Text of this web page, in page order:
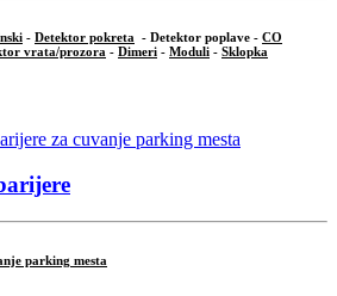
- Detektor pokreta - Detektor poplave - CO
vrata/prozora - Dimeri - Moduli - Sklopka
parking mesta